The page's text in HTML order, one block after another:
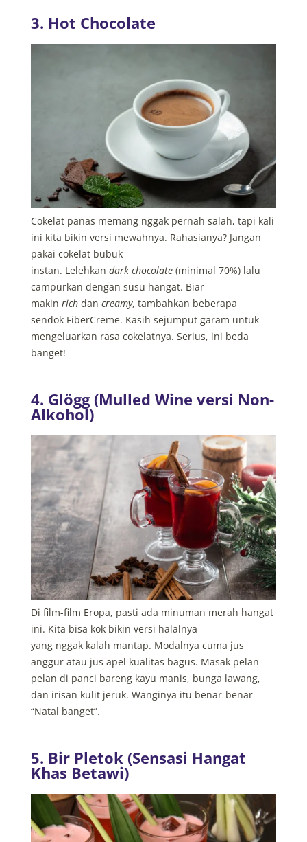
3. Hot Chocolate
Cokelat panas memang nggak pernah salah, tapi kali
ini kita bikin versi mewahnya. Rahasianya? Jangan
pakai cokelat bubuk
instan. Lelehkan dark chocolate(minimal 70%) lalu
campurkan dengan susu hangat. Biar
makin richdan creamy, tambahkan beberapa
sendok FiberCreme. Kasih sejumput garam untuk
mengeluarkan rasa cokelatnya. Serius, ini beda
banget!
4. Glögg (Mulled Wine versi Non-
Alkohol)
Di film-film Eropa, pasti ada minuman merah hangat
ini. Kita bisa kok bikin versi halalnya
yang nggak kalah mantap. Modalnya cuma jus
anggur atau jus apel kualitas bagus. Masak pelan-
pelan di panci bareng kayu manis, bunga lawang,
dan irisan kulit jeruk. Wanginya itu benar-benar
“Natal banget”.
5. Bir Pletok (Sensasi Hangat
Khas Betawi)